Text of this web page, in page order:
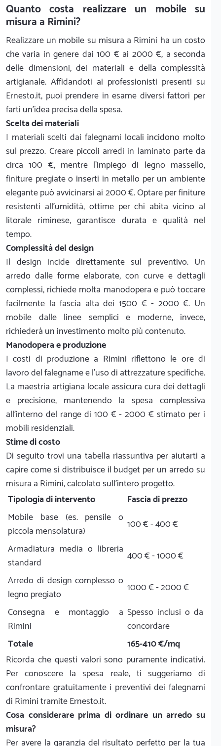
Quanto costa realizzare un mobile su
misura a Rimini?
Realizzare un mobile su misura a Rimini ha un costo
che varia in genere dai 100 € ai 2000 €, a seconda
delle dimensioni, dei materiali e della complessità
artigianale. Affidandoti ai professionisti presenti su
Ernesto.it, puoi prendere in esame diversi fattori per
farti un'idea precisa della spesa.
Scelta dei materiali
I materiali scelti dai falegnami locali incidono molto
sul prezzo. Creare piccoli arredi in laminato parte da
circa 100 €, mentre l'impiego di legno massello,
finiture pregiate o inserti in metallo per un ambiente
elegante può avvicinarsi ai 2000 €. Optare per finiture
resistenti all'umidità, ottime per chi abita vicino al
litorale riminese, garantisce durata e qualità nel
tempo.
Complessità del design
Il design incide direttamente sul preventivo. Un
arredo dalle forme elaborate, con curve e dettagli
complessi, richiede molta manodopera e può toccare
facilmente la fascia alta dei 1500 € - 2000 €. Un
mobile dalle linee semplici e moderne, invece,
richiederà un investimento molto più contenuto.
Manodopera e produzione
I costi di produzione a Rimini riflettono le ore di
lavoro del falegname e l'uso di attrezzature specifiche.
La maestria artigiana locale assicura cura dei dettagli
e precisione, mantenendo la spesa complessiva
all'interno del range di 100 € - 2000 € stimato per i
mobili residenziali.
Stime di costo
Di seguito trovi una tabella riassuntiva per aiutarti a
capire come si distribuisce il budget per un arredo su
misura a Rimini, calcolato sull'intero progetto.
Tipologia di intervento
Fascia di prezzo
Mobile base (es. pensile o
piccola mensolatura)
100 € - 400 €
Armadiatura media o libreria
standard
400 € - 1000 €
Arredo di design complesso o
legno pregiato
1000 € - 2000 €
Consegna e montaggio a
Rimini
Spesso inclusi o da
concordare
Totale
165-410 €/mq
Ricorda che questi valori sono puramente indicativi.
Per conoscere la spesa reale, ti suggeriamo di
confrontare gratuitamente i preventivi dei falegnami
di Rimini tramite Ernesto.it.
Cosa considerare prima di ordinare un arredo su
misura?
Per avere la garanzia del risultato perfetto per la tua